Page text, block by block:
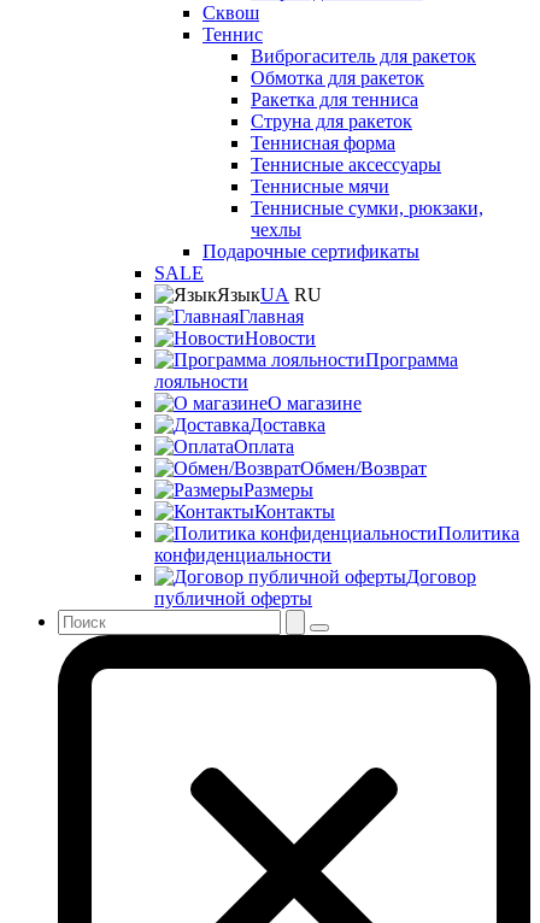
Сквош
Теннис
Виброгаситель для ракеток
Обмотка для ракеток
Ракетка для тенниса
Струна для ракеток
Теннисная форма
Теннисные аксессуары
Теннисные мячи
Теннисные сумки, рюкзаки,
чехлы
Подарочные сертификаты
SALE
ЯзыкUA RU
Главная
Новости
Программа
лояльности
О магазине
Доставка
Оплата
Обмен/Возврат
Размеры
Контакты
Политика
конфиденциальности
Договор
публичной оферты